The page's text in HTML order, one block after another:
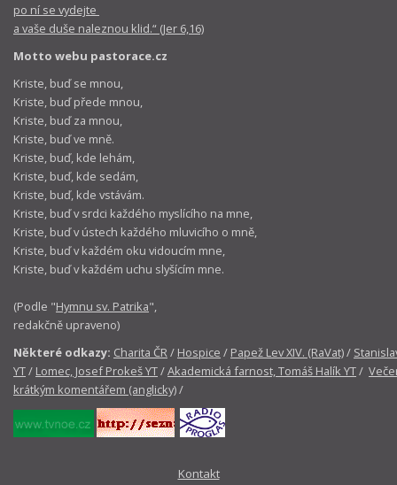
po ní se vydejte
a vaše duše naleznou klid.“ (Jer 6,16)
Motto webu pastorace.cz
Kriste, buď se mnou,
Kriste, buď přede mnou,
Kriste, buď za mnou,
Kriste, buď ve mně.
Kriste, buď, kde lehám,
Kriste, buď, kde sedám,
Kriste, buď, kde vstávám.
Kriste, buď v srdci každého myslícího na mne,
Kriste, buď v ústech každého mluvicího o mně,
Kriste, buď v každém oku vidoucím mne,
Kriste, buď v každém uchu slyšícím mne.
(Podle "Hymnu sv. Patrika",
redakčně upraveno)
Některé odkazy: Charita ČR/ Hospice / Papež Lev XIV. (RaVat)/
YT/ Lomec, Josef Prokeš YT/Akademická farnost, Tomáš Halík YT/
krátkým komentářem (anglicky)/
Kontakt